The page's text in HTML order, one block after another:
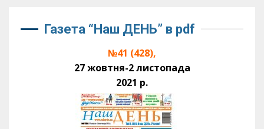
Газета “Наш ДЕНЬ” в pdf
№41 (428),
27 жовтня-2 листопада
2021 р.